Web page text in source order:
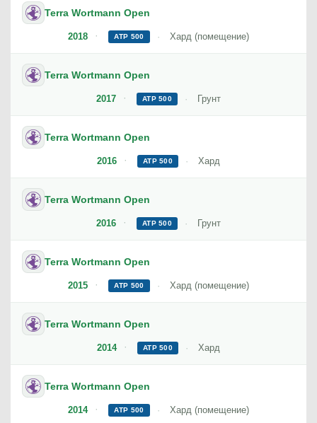
2018
Terra Wortmann Open
ATP 500 Хард (помещение)
2017
Terra Wortmann Open
ATP 500 Грунт
2016
Terra Wortmann Open
ATP 500 Хард
2016
Terra Wortmann Open
ATP 500 Грунт
2015
Terra Wortmann Open
ATP 500 Хард (помещение)
2014
Terra Wortmann Open
ATP 500 Хард
2014
Terra Wortmann Open
ATP 500 Хард (помещение)